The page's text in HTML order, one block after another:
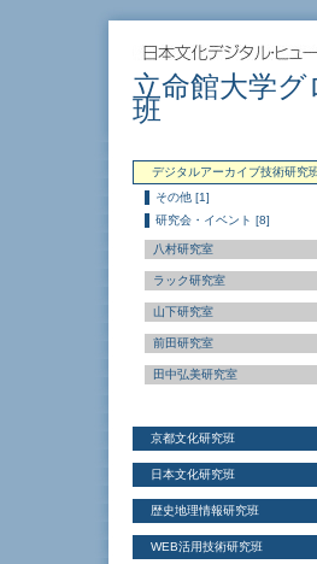
立命館大学
班
デジタルアーカイブ技術研究
その他 [1]
研究会・イベント [8]
八村研究室
ラック研究室
山下研究室
前田研究室
田中弘美研究室
京都文化研究班
日本文化研究班
歴史地理情報研究班
WEB活用技術研究班